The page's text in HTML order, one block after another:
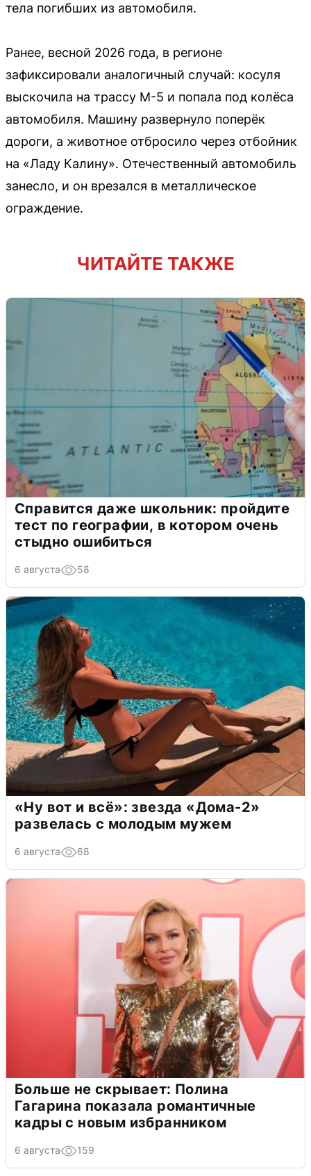
тела погибших из автомобиля.
Ранее, весной 2026 года, в регионе
зафиксировали аналогичный случай: косуля
выскочила на трассу М-5 и попала под колёса
автомобиля. Машину развернуло поперёк
дороги, а животное отбросило через отбойник
на «Ладу Калину». Отечественный автомобиль
занесло, и он врезался в металлическое
ограждение.
ЧИТАЙТЕ ТАКЖЕ
Справится даже школьник: пройдите
тест по географии, в котором очень
стыдно ошибиться
6 августа 58
«Ну вот и всё»: звезда «Дома-2»
развелась с молодым мужем
6 августа 68
Больше не скрывает: Полина
Гагарина показала романтичные
кадры с новым избранником
6 августа 159